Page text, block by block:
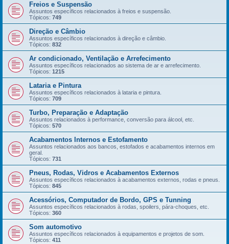
Freios e Suspensão
Assuntos específicos relacionados à freios e suspensão.
Tópicos: 749
Direção e Câmbio
Assuntos específicos relacionados à direção e câmbio.
Tópicos: 832
Ar condicionado, Ventilação e Arrefecimento
Assuntos específicos relacionados ao sistema de ar e arrefecimento.
Tópicos: 1215
Lataria e Pintura
Assuntos específicos relacionados à lataria e pintura.
Tópicos: 709
Turbo, Preparação e Adaptação
Assuntos relacionados à performance, conversão para álcool, etc.
Tópicos: 570
Acabamentos Internos e Estofamento
Assuntos relacionados aos bancos, estofados e acabamentos internos em
geral.
Tópicos: 731
Pneus, Rodas, Vidros e Acabamentos Externos
Assuntos específicos relacionados à acabamentos externos, rodas e pneus.
Tópicos: 845
Acessórios, Computador de Bordo, GPS e Tunning
Assuntos específicos relacionados à rodas, spoilers, pára-choques, etc.
Tópicos: 360
Som automotivo
Assuntos específicos relacionados à equipamentos e projetos de som.
Tópicos: 411